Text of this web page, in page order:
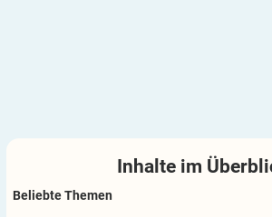
Inhalte im
Beliebte Themen